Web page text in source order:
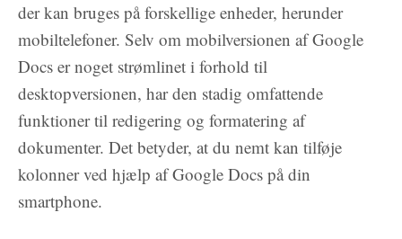
der kan bruges på forskellige enheder, herunder
mobiltelefoner. Selv om mobilversionen af Google
Docs er noget strømlinet i forhold til
desktopversionen, har den stadig omfattende
funktioner til redigering og formatering af
dokumenter. Det betyder, at du nemt kan tilføje
kolonner ved hjælp af Google Docs på din
smartphone.